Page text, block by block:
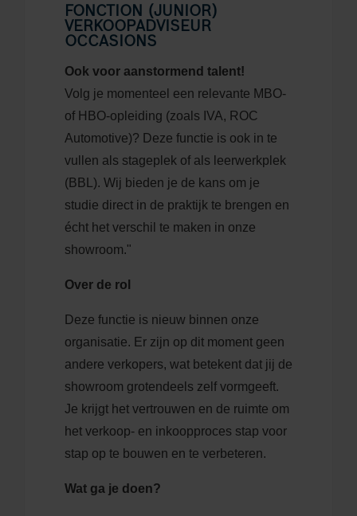
FONCTION (JUNIOR)
VERKOOPADVISEUR
OCCASIONS
Ook voor aanstormend talent!
Volg je momenteel een relevante MBO-
of HBO-opleiding (zoals IVA, ROC
Automotive)? Deze functie is ook in te
vullen als stageplek of als leerwerkplek
(BBL). Wij bieden je de kans om je
studie direct in de praktijk te brengen en
écht het verschil te maken in onze
showroom."
Over de rol
Deze functie is nieuw binnen onze
organisatie. Er zijn op dit moment geen
andere verkopers, wat betekent dat jij de
showroom grotendeels zelf vormgeeft.
Je krijgt het vertrouwen en de ruimte om
het verkoop- en inkoopproces stap voor
stap op te bouwen en te verbeteren.
Wat ga je doen?